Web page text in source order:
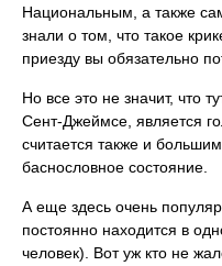
Национальным, а также
знали о том, что такое
приезду вы обязательно
Но все это не значит, что
Сент-Джеймсе, является
считается также и
баснословное состояние.
А еще здесь очень
постоянно находится в
человек). Вот уж кто не